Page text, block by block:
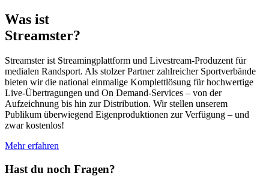
Was ist
Streamster?
Streamster ist Streamingplattform und Livestream-Produzent für
medialen Randsport. Als stolzer Partner zahlreicher Sportverbände
bieten wir die national einmalige Komplettlösung für hochwertige
Live-Übertragungen und On Demand-Services – von der
Aufzeichnung bis hin zur Distribution. Wir stellen unserem
Publikum überwiegend Eigenproduktionen zur Verfügung – und
zwar kostenlos!
Mehr erfahren
Hast du noch Fragen?